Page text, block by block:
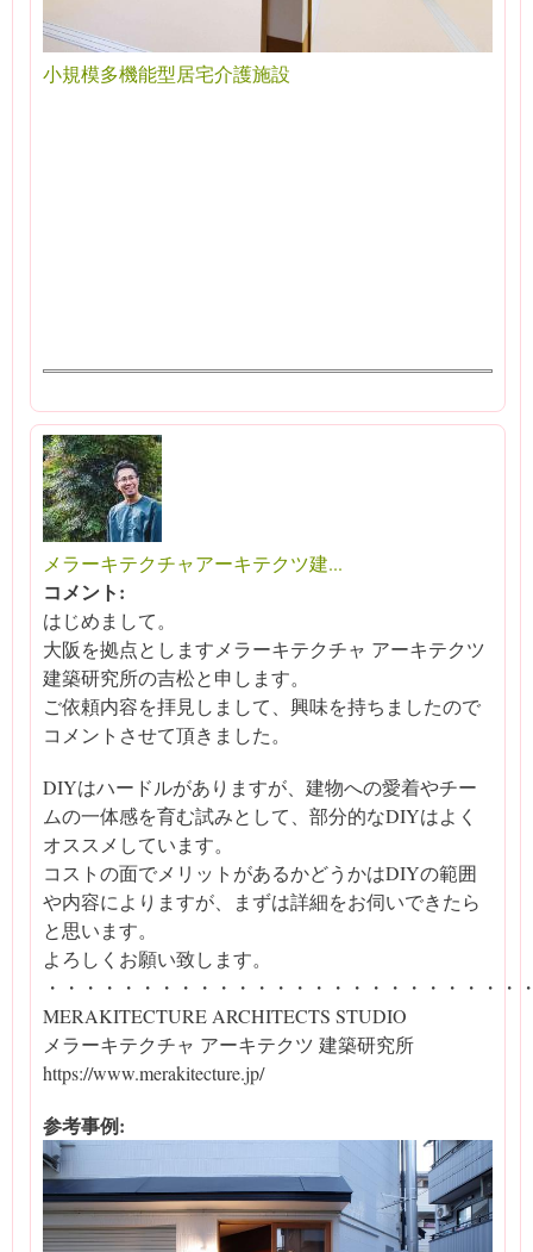
小規模多機能型居宅介護施設
メラーキテクチャアーキテクツ建...
コメント:
はじめまして。
大阪を拠点としますメラーキテクチャ アーキテクツ
建築研究所の吉松と申します。
ご依頼内容を拝見しまして、興味を持ちましたので
コメントさせて頂きました。
DIYはハードルがありますが、建物への愛着やチー
ムの一体感を育む試みとして、部分的なDIYはよく
オススメしています。
コストの面でメリットがあるかどうかはDIYの範囲
や内容によりますが、まずは詳細をお伺いできたら
と思います。
よろしくお願い致します。
・・・・・・・・・・・・・・・・・・・・・・・・・
MERAKITECTURE ARCHITECTS STUDIO
メラーキテクチャ アーキテクツ 建築研究所
https://www.merakitecture.jp/
参考事例: